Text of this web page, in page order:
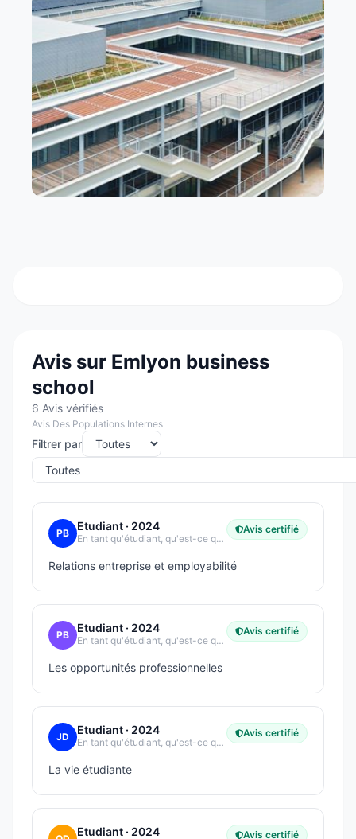
Avis sur Emlyon business
school
6 Avis vérifiés
Avis Des Populations Internes
Filtrer par
PB
Etudiant · 2024
En tant qu'étudiant, qu'est-ce qui vous plaît le plus dans votre école ?
Avis certifié
Relations entreprise et employabilité
PB
Etudiant · 2024
En tant qu'étudiant, qu'est-ce qui vous plaît le plus dans votre école ?
Avis certifié
Les opportunités professionnelles
JD
Etudiant · 2024
En tant qu'étudiant, qu'est-ce qui vous plaît le plus dans votre école ?
Avis certifié
La vie étudiante
Etudiant · 2024 Avis certifié